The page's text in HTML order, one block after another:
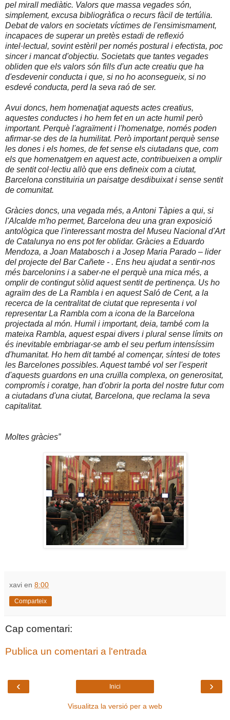
pel mirall mediàtic. Valors que massa vegades són,
simplement, excusa bibliogràfica o recurs fàcil de tertúlia.
Debat de valors en societats víctimes de l'ensimismament,
incapaces de superar un pretès estadi de reflexió
intel·lectual, sovint estèril per només postural i efectista, poc
sincer i mancat d'objectiu. Societats que tantes vegades
obliden que els valors són fills d'un acte creatiu que ha
d'esdevenir conducta i que, si no ho aconsegueix, si no
esdevé conducta, perd la seva raó de ser.
Avui doncs, hem homenatjat aquests actes creatius,
aquestes conductes i ho hem fet en un acte humil però
important. Perquè l'agraïment i l'homenatge, només poden
afirmar-se des de la humilitat. Però important perquè sense
les dones i els homes, de fet sense els ciutadans que, com
els que homenatgem en aquest acte, contribueixen a omplir
de sentit col·lectiu allò que ens defineix com a ciutat,
Barcelona constituiria un paisatge desdibuixat i sense sentit
de comunitat.
Gràcies doncs, una vegada més, a Antoni Tàpies a qui, si
l'Alcalde m'ho permet, Barcelona deu una gran exposició
antològica que l'interessant mostra del Museu Nacional d'Art
de Catalunya no ens pot fer oblidar. Gràcies a Eduardo
Mendoza, a Joan Matabosch i a Josep Maria Parado – lider
del projecte del Bar Cañete - . Ens heu ajudat a sentir-nos
més barcelonins i a saber-ne el perquè una mica més, a
omplir de contingut sòlid aquest sentit de pertinença. Us ho
agraïm des de La Rambla i en aquest Saló de Cent, a la
recerca de la centralitat de ciutat que representa i vol
representar La Rambla com a icona de la Barcelona
projectada al món. Humil i important, deia, també com la
mateixa Rambla, aquest espai divers i plural sense límits on
és inevitable embriagar-se amb el seu perfum intensíssim
d'humanitat. Ho hem dit també al començar, síntesi de totes
les Barcelones possibles. Aquest també vol ser l'esperit
d'aquests guardons en una cruïlla complexa, on generositat,
compromís i coratge, han d'obrir la porta del nostre futur com
a ciutadans d'una ciutat, Barcelona, que reclama la seva
capitalitat.
Moltes gràcies”
xavi en 8:00
Comparteix
Cap comentari:
Publica un comentari a l'entrada
‹ ›
Inici
Visualitza la versió per a web